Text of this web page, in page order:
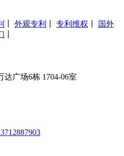
外观专利 专利维权
国外
广场6栋 1704-06室